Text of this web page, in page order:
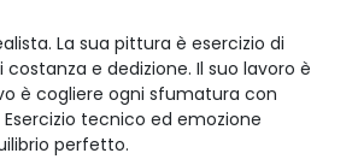
La sua pittura è esercizio di
e dedizione. Il suo lavoro è
è cogliere ogni sfumatura con
tecnico ed emozione
perfetto.